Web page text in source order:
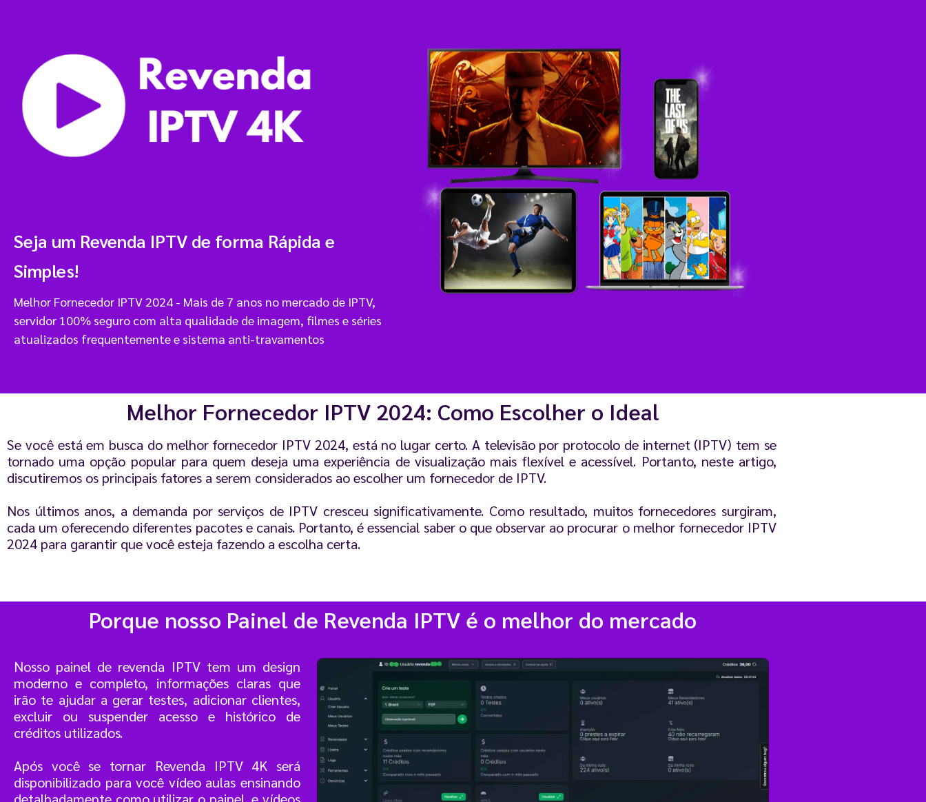
Seja um Revenda IPTV de forma Rápida e
Simples!
Melhor Fornecedor IPTV 2024 - Mais de 7 anos no mercado de IPTV,
servidor 100% seguro com alta qualidade de imagem, filmes e séries
atualizados frequentemente e sistema anti-travamentos
Melhor Fornecedor IPTV 2024: Como Escolher o Ideal
Se você está em busca do melhor fornecedor IPTV 2024, está no lugar certo. A televisão por protocolo de internet (IPTV) tem se
tornado uma opção popular para quem deseja uma experiência de visualização mais flexível e acessível. Portanto, neste artigo,
discutiremos os principais fatores a serem considerados ao escolher um fornecedor de IPTV.
Nos últimos anos, a demanda por serviços de IPTV cresceu significativamente. Como resultado, muitos fornecedores surgiram,
cada um oferecendo diferentes pacotes e canais. Portanto, é essencial saber o que observar ao procurar o melhor fornecedor IPTV
2024 para garantir que você esteja fazendo a escolha certa.
Porque nosso Painel de Revenda IPTV é o melhor do mercado
Nosso painel de revenda IPTV tem um design
moderno e completo, informações claras que
irão te ajudar a gerar testes, adicionar clientes,
excluir ou suspender acesso e histórico de
créditos utilizados.
Após você se tornar Revenda IPTV 4K será
disponibilizado para você vídeo aulas ensinando